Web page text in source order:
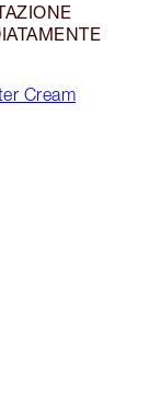
Cream